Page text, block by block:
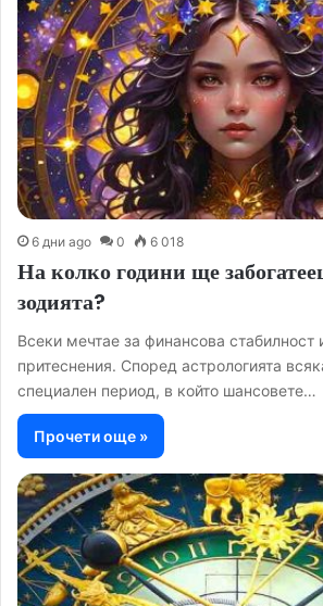
6 дни ago 0 6 018
На колко години ще
зодията?
Всеки мечтае за финансова стабилност
притеснения. Според астрологията
специален период, в който шансовете…
Прочети още »